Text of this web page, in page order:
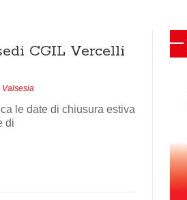
CGIL Vercelli
Valsesia
le date di chiusura estiva
di